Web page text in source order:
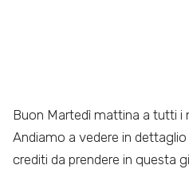
Buon Martedì mattina a tutti i
Andiamo a vedere in
crediti da prendere in questa